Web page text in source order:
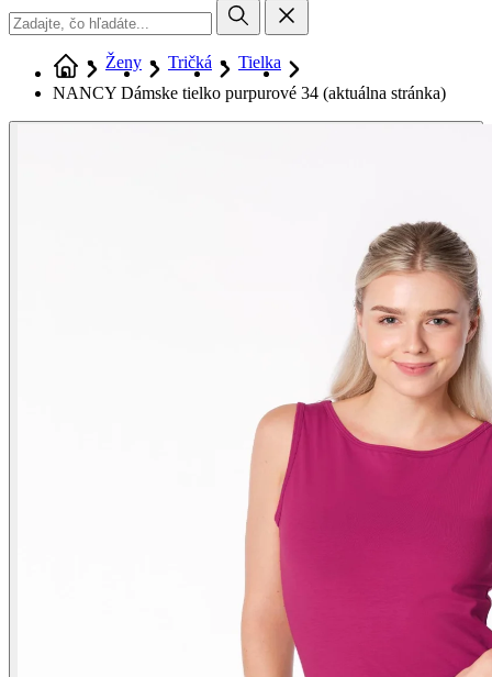
Ženy Tričká
Tielka
NANCY Dámske tielko purpurové 34 (aktuálna stránka)